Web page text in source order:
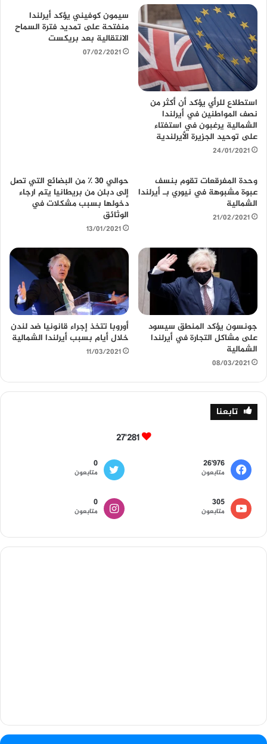
و
ي
ب
استطلاع للرأي يؤكد أن أكثر من
نصف المواطنين في أيرلندا
الشمالية يرغبون في استفتاء
على توحيد الجزيرة الأيرلندية
24/01/2021
سيمون كوفيني يؤكد أيرلندا
منفتحة على تمديد فترة السماح
الانتقالية بعد بريكست
07/02/2021
وحدة المفرقعات تقوم بنسف
عبوة مشبوهة في نيوري بـ أيرلندا
الشمالية
21/02/2021
حوالي 30 ٪ من البضائع التي تصل
إلى دبلن من بريطانيا يتم ارجاء
دخولها بسبب مشكلات في
الوثائق
13/01/2021
جونسون يؤكد المنطق سيسود
على مشاكل التجارة في أيرلندا
الشمالية
08/03/2021
أوروبا تتخذ إجراء قانونيا ضد لندن
خلال أيام بسبب أيرلندا الشمالية
11/03/2021
تابعنا
27٬281
26٬976
متابعون
0
متابعون
305
متابعون
0
متابعون